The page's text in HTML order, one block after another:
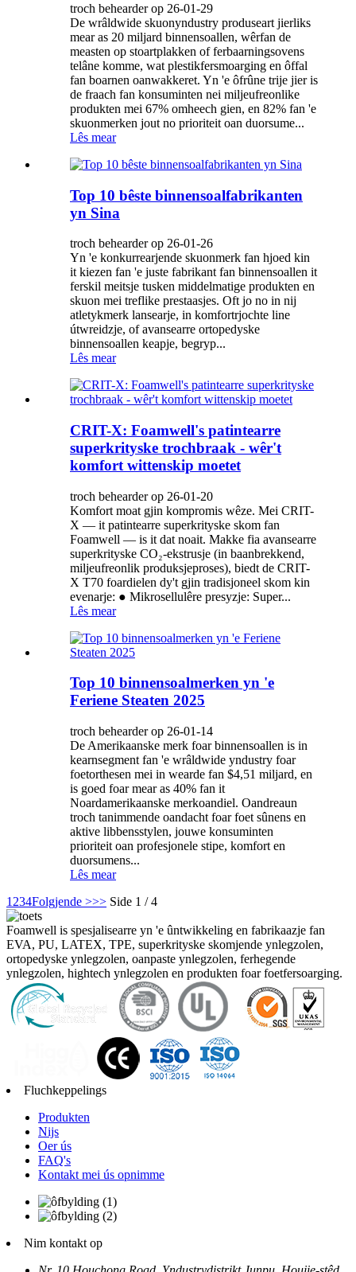
troch behearder op 26-01-29
De wrâldwide skuonyndustry produseart jierliks ​​
mear as 20 miljard binnensoallen, wêrfan de
measten op stoartplakken of ferbaarningsovens
telâne komme, wat plestikfersmoarging en ôffal
fan boarnen oanwakkeret. Yn 'e ôfrûne trije jier is
de fraach fan konsuminten nei miljeufreonlike
produkten mei 67% omheech gien, en 82% fan 'e
skuonmerken jout no prioriteit oan duorsume...
Lês mear
Top 10 bêste binnensoalfabrikanten
yn Sina
troch behearder op 26-01-26
Yn 'e konkurrearjende skuonmerk fan hjoed kin
it kiezen fan 'e juste fabrikant fan binnensoallen it
ferskil meitsje tusken middelmatige produkten en
skuon mei treflike prestaasjes. Oft jo no in nij
atletykmerk lansearje, in komfortrjochte line
útwreidzje, of avansearre ortopedyske
binnensoallen keapje, begryp...
Lês mear
CRIT-X: Foamwell's patintearre
superkrityske trochbraak - wêr't
komfort wittenskip moetet
troch behearder op 26-01-20
Komfort moat gjin kompromis wêze. Mei CRIT-
X — it patintearre superkrityske skom fan
Foamwell — is it dat noait. Makke fia avansearre
superkrityske CO₂-ekstrusje (in baanbrekkend,
miljeufreonlik produksjeproses), biedt de CRIT-
X T70 foardielen dy't gjin tradisjoneel skom kin
evenarje: ● Mikrosellulêre presyzje: Super...
Lês mear
Top 10 binnensoalmerken yn 'e
Feriene Steaten 2025
troch behearder op 26-01-14
De Amerikaanske merk foar binnensoallen is in
kearnsegment fan 'e wrâldwide yndustry foar
foetorthesen mei in wearde fan $4,51 miljard, en
is goed foar mear as 40% fan it
Noardamerikaanske merkoandiel. Oandreaun
troch tanimmende oandacht foar foet sûnens en
aktive libbensstylen, jouwe konsuminten
prioriteit oan profesjonele stipe, komfort en
duorsumens...
Lês mear
1 234Folgjende >>> Side 1 / 4
Foamwell is spesjalisearre yn 'e ûntwikkeling en fabrikaazje fan
EVA, PU, ​​LATEX, TPE, superkrityske skomjende ynlegzolen,
ortopedyske ynlegzolen, oanpaste ynlegzolen, ferhegende
ynlegzolen, hightech ynlegzolen en produkten foar foetfersoarging.
Fluchkeppelings
Produkten
Nijs
Oer ús
FAQ's
Kontakt mei ús opnimme
Nim kontakt op